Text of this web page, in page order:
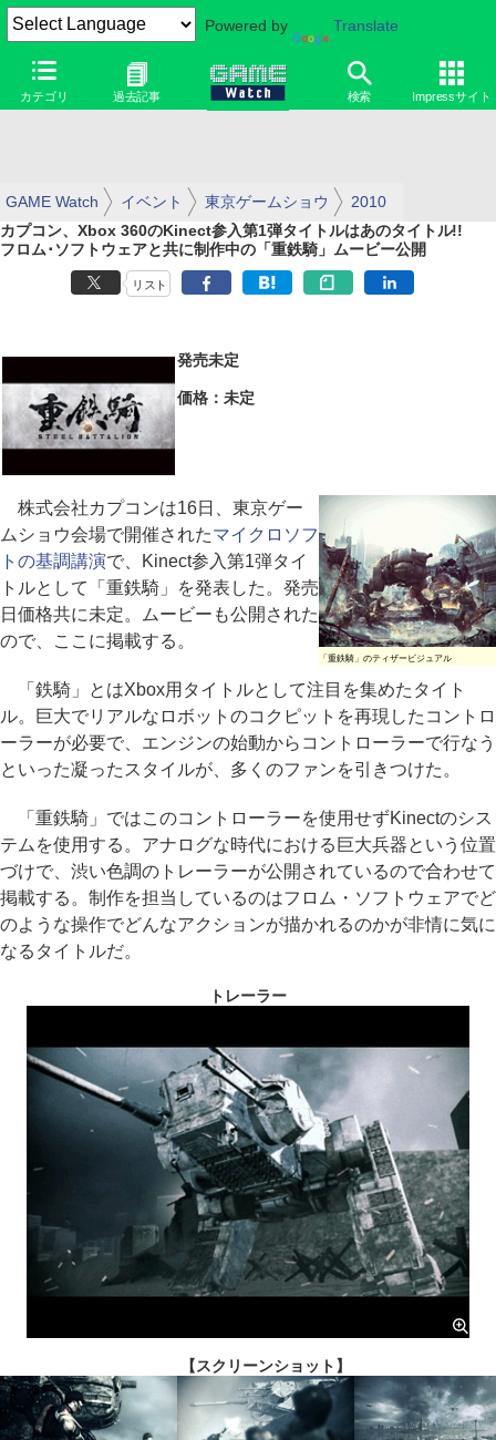
Powered by Translate
カテゴリ 過去記事 検索 Impressサイト
GAME Watch イベント 東京ゲームショウ
2010
カプコン、Xbox 360のKinect参入第1弾タイトルはあのタイトル!!
フロム･ソフトウェアと共に制作中の「重鉄騎」ムービー公開
リスト
発売未定
価格：未定
「重鉄騎」のティザービジュアル
株式会社カプコンは16日、東京ゲー
ムショウ会場で開催されたマイクロソフ
トの基調講演で、Kinect参入第1弾タイ
トルとして「重鉄騎」を発表した。発売
日価格共に未定。ムービーも公開された
ので、ここに掲載する。
「鉄騎」とはXbox用タイトルとして注目を集めたタイト
ル。巨大でリアルなロボットのコクピットを再現したコントロ
ーラーが必要で、エンジンの始動からコントローラーで行なう
といった凝ったスタイルが、多くのファンを引きつけた。
「重鉄騎」ではこのコントローラーを使用せずKinectのシス
テムを使用する。アナログな時代における巨大兵器という位置
づけで、渋い色調のトレーラーが公開されているので合わせて
掲載する。制作を担当しているのはフロム・ソフトウェアでど
のような操作でどんなアクションが描かれるのかが非情に気に
なるタイトルだ。
トレーラー
【スクリーンショット】